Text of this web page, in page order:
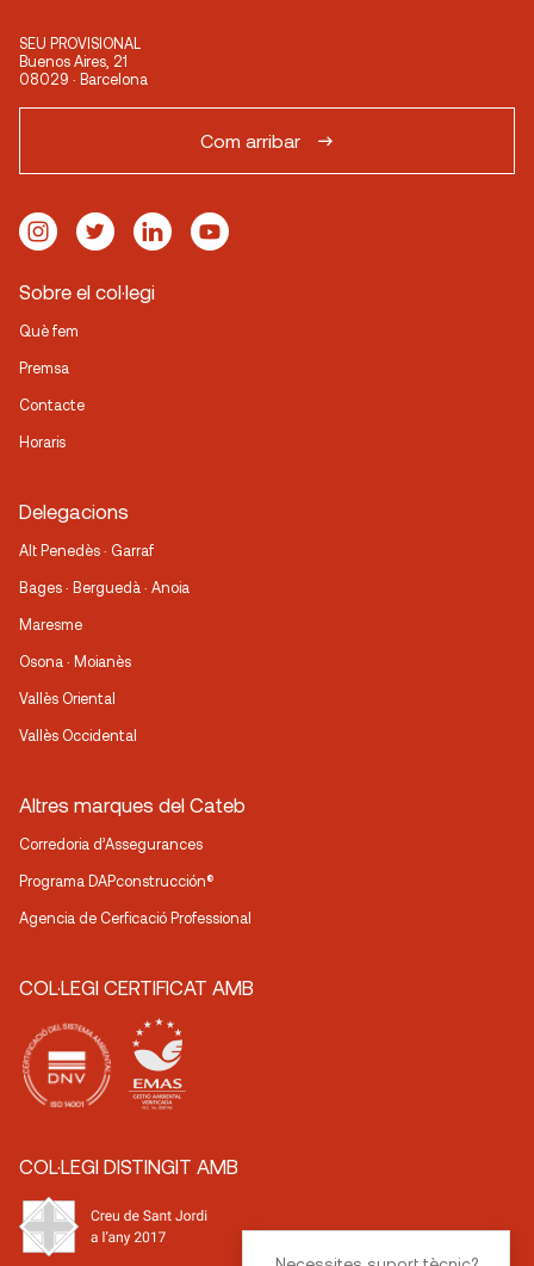
SEU PROVISIONAL
Buenos Aires, 21
08029 · Barcelona
Com arribar
Sobre el col·legi
Què fem
Premsa
Contacte
Horaris
Delegacions
Alt Penedès · Garraf
Bages · Berguedà · Anoia
Maresme
Osona · Moianès
Vallès Oriental
Vallès Occidental
Altres marques del Cateb
Corredoria d’Assegurances
Programa DAPconstrucción®
Agencia de Cerficació Professional
COL·LEGI CERTIFICAT AMB
COL·LEGI DISTINGIT AMB